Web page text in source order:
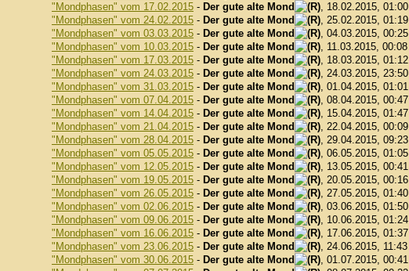
"Mondphasen" vom 17.02.2015 - Der gute alte Mond
, 18.02.2015, 01:00
"Mondphasen" vom 24.02.2015 - Der gute alte Mond
, 25.02.2015, 01:19
"Mondphasen" vom 03.03.2015 - Der gute alte Mond
, 04.03.2015, 00:25
"Mondphasen" vom 10.03.2015 - Der gute alte Mond
, 11.03.2015, 00:08
"Mondphasen" vom 17.03.2015 - Der gute alte Mond
, 18.03.2015, 01:12
"Mondphasen" vom 24.03.2015 - Der gute alte Mond
, 24.03.2015, 23:50
"Mondphasen" vom 31.03.2015 - Der gute alte Mond
, 01.04.2015, 01:01
"Mondphasen" vom 07.04.2015 - Der gute alte Mond
, 08.04.2015, 00:47
"Mondphasen" vom 14.04.2015 - Der gute alte Mond
, 15.04.2015, 01:47
"Mondphasen" vom 21.04.2015 - Der gute alte Mond
, 22.04.2015, 00:09
"Mondphasen" vom 28.04.2015 - Der gute alte Mond
, 29.04.2015, 09:23
"Mondphasen" vom 05.05.2015 - Der gute alte Mond
, 06.05.2015, 01:05
"Mondphasen" vom 12.05.2015 - Der gute alte Mond
, 13.05.2015, 00:41
"Mondphasen" vom 19.05.2015 - Der gute alte Mond
, 20.05.2015, 00:16
"Mondphasen" vom 26.05.2015 - Der gute alte Mond
, 27.05.2015, 01:40
"Mondphasen" vom 02.06.2015 - Der gute alte Mond
, 03.06.2015, 01:50
"Mondphasen" vom 09.06.2015 - Der gute alte Mond
, 10.06.2015, 01:24
"Mondphasen" vom 16.06.2015 - Der gute alte Mond
, 17.06.2015, 01:37
"Mondphasen" vom 23.06.2015 - Der gute alte Mond
, 24.06.2015, 11:43
"Mondphasen" vom 30.06.2015 - Der gute alte Mond
, 01.07.2015, 00:41